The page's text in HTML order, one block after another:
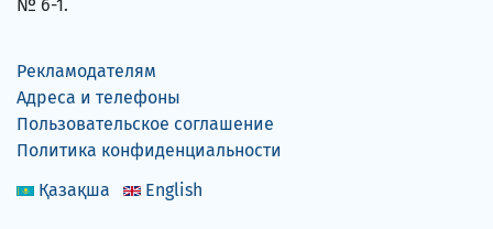
№ 6-1.
Рекламодателям
Адреса и телефоны
Пользовательское соглашение
Политика конфиденциальности
Қазақша
English